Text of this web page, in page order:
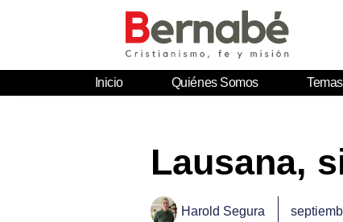
Inicio Quiénes Somos Temas
Lausana,
Harold Segura